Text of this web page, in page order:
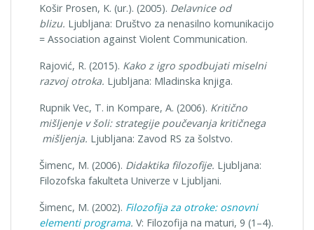
Košir Prosen, K. (ur.). (2005). Delavnice od
blizu. Ljubljana: Društvo za nenasilno komunikacijo
= Association against Violent Communication.
Rajović, R. (2015). Kako z igro spodbujati miselni
razvoj otroka. Ljubljana: Mladinska knjiga.
Rupnik Vec, T. in Kompare, A. (2006). Kritično
mišljenje v šoli: strategije poučevanja kritičnega
mišljenja. Ljubljana: Zavod RS za šolstvo.
Šimenc, M. (2006). Didaktika filozofije. Ljubljana:
Filozofska fakulteta Univerze v Ljubljani.
Šimenc, M. (2002). Filozofija za otroke: osnovni
elementi programa. V: Filozofija na maturi, 9 (1–4).